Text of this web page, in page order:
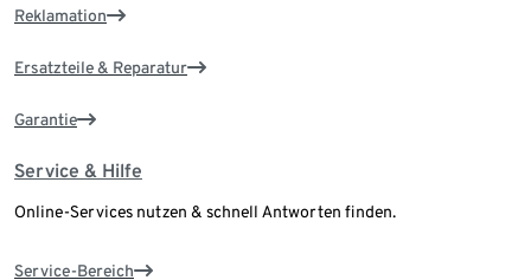
Reklamation
Ersatzteile & Reparatur
Garantie
Service & Hilfe
Online-Services nutzen & schnell Antworten finden.
Service-Bereich